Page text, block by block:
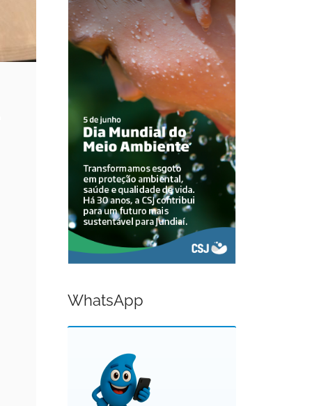
WhatsApp